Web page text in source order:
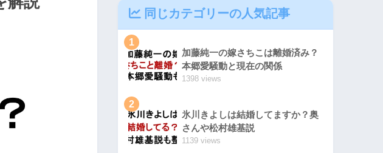
同じカテゴリーの人気記事
1
加藤純一の嫁さちこは離婚済み？
本郷愛騒動と現在の関係
1398 views
2
氷川きよしは結婚してますか？奥
さんや松村雄基説
1139 views